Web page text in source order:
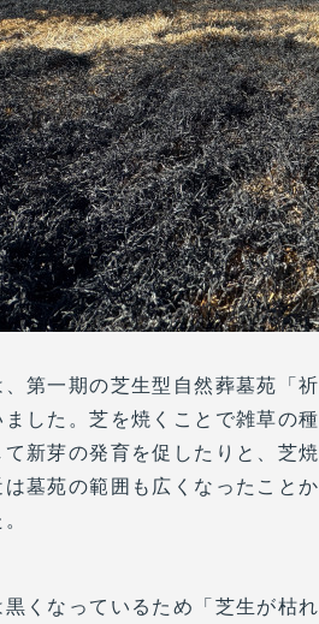
、第一期の芝生型自然葬墓苑「
ました。芝を焼くことで雑草の
新芽の発育を促したりと、芝
は墓苑の範囲も広くなったこと
くなっているため「芝生が枯